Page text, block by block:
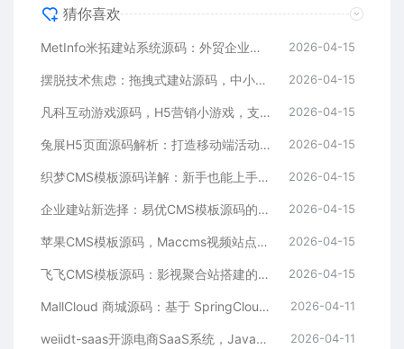
猜你喜欢
MetInfo米拓建站系统源码：外贸企业官网的高性价比之选，内置SEO省心落地 2026-04-15
摆脱技术焦虑：拖拽式建站源码，中小企业的数字化捷径 2026-04-15
凡科互动游戏源码，H5营销小游戏，支持自定义奖品与分享 2026-04-15
兔展H5页面源码解析：打造移动端活动邀请函与宣传页的利器 2026-04-15
织梦CMS模板源码详解：新手也能上手的DedeCMS二次开发与建站指南 2026-04-15
企业建站新选择：易优CMS模板源码的多语言与SEO优势 2026-04-15
苹果CMS模板源码，Maccms视频站点，影视资源站模板首选 2026-04-15
飞飞CMS模板源码：影视聚合站搭建的理想之选 2026-04-15
MallCloud 商城源码：基于 SpringCloud Alibaba 的高并发电商系统深度解析 2026-04-11
weiidt-saas开源电商SaaS系统，Java社区版，支持多租户与插件化扩展 2026-04-11